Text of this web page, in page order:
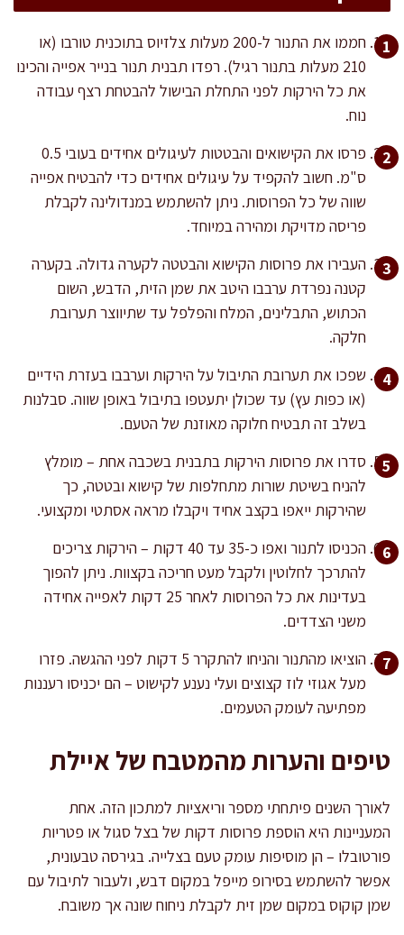
חממו את התנור ל-200 מעלות צלזיוס בתוכנית טורבו (או
210 מעלות בתנור רגיל). רפדו תבנית תנור בנייר אפייה והכינו
את כל הירקות לפני התחלת הבישול להבטחת רצף עבודה
נוח.
פרסו את הקישואים והבטטות לעיגולים אחידים בעובי 0.5
ס"מ. חשוב להקפיד על עיגולים אחידים כדי להבטיח אפייה
שווה של כל הפרוסות. ניתן להשתמש במנדולינה לקבלת
פריסה מדויקת ומהירה במיוחד.
העבירו את פרוסות הקישוא והבטטה לקערה גדולה. בקערה
קטנה נפרדת ערבבו היטב את שמן הזית, הדבש, השום
הכתוש, התבלינים, המלח והפלפל עד שתיווצר תערובת
חלקה.
שפכו את תערובת התיבול על הירקות וערבבו בעזרת הידיים
(או כפות עץ) עד שכולן יתעטפו בתיבול באופן שווה. סבלנות
בשלב זה תבטיח חלוקה מאוזנת של הטעם.
סדרו את פרוסות הירקות בתבנית בשכבה אחת – מומלץ
להניח בשיטת שורות מתחלפות של קישוא ובטטה, כך
שהירקות ייאפו בקצב אחיד ויקבלו מראה אסתטי ומקצועי.
הכניסו לתנור ואפו כ-35 עד 40 דקות – הירקות צריכים
להתרכך לחלוטין ולקבל מעט חריכה בקצוות. ניתן להפוך
בעדינות את כל הפרוסות לאחר 25 דקות לאפייה אחידה
משני הצדדים.
הוציאו מהתנור והניחו להתקרר 5 דקות לפני ההגשה. פזרו
מעל אגוזי לוז קצוצים ועלי נענע לקישוט – הם יכניסו רעננות
מפתיעה לעומק הטעמים.
טיפים והערות מהמטבח של איילת
לאורך השנים פיתחתי מספר וריאציות למתכון הזה. אחת
המעניינות היא הוספת פרוסות דקות של בצל סגול או פטריות
פורטובלו – הן מוסיפות עומק טעם בצלייה. בגירסה טבעונית,
אפשר להשתמש בסירופ מייפל במקום דבש, ולעבור לתיבול עם
שמן קוקוס במקום שמן זית לקבלת ניחוח שונה אך משובח.